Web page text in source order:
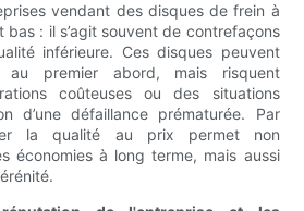
vendant des disques de frein à
bas : il s’agit souvent de contrefaçons
inférieure. Ces disques peuvent
au premier abord, mais risquent
coûteuses ou des situations
d’une défaillance prématurée. Par
la qualité au prix permet non
économies à long terme, mais aussi